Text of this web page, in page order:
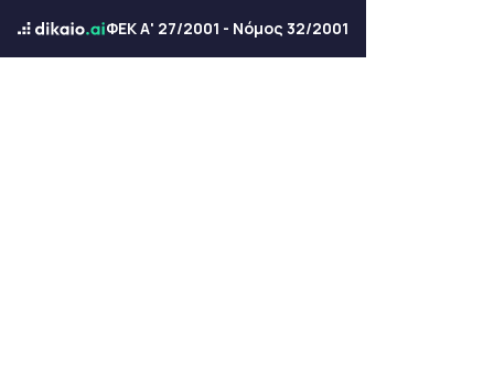
ΦΕΚ Α' 27/2001 - Νόμος 32/2001